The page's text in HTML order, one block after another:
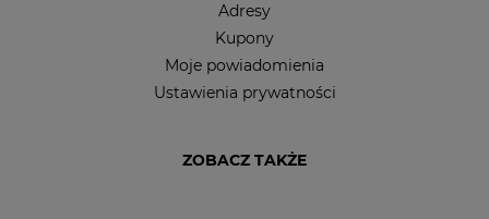
Adresy
Kupony
Moje powiadomienia
Ustawienia prywatności
ZOBACZ TAKŻE